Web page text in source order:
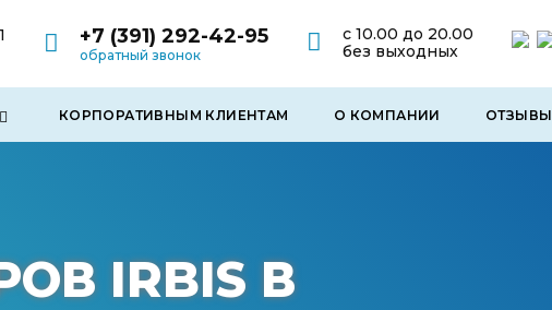
с 10.00 до 20.00
без выходных
+7 (391) 292-42-95
обратный звонок
КОРПОРАТИВНЫМ КЛИЕНТАМ О КОМПАНИИ ОТЗЫВЫ
IRBIS В